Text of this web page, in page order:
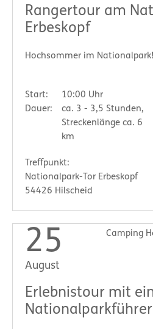
Rangertour am
Erbeskopf
Hochsommer im
Start:
10:00 Uhr
Dauer:
ca. 3 - 3,5 Stunden,
Streckenlänge ca. 6
km
Treffpunkt:
Nationalpark-Tor Erbeskopf
54426 Hilscheid
25
August
Camping
Erlebnistour mit
Nationalparkführer